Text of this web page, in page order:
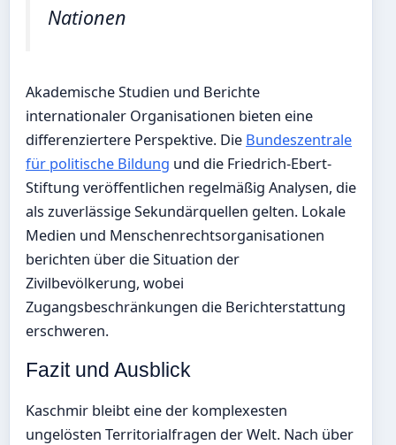
Nationen
Akademische Studien und Berichte
internationaler Organisationen bieten eine
differenziertere Perspektive. Die Bundeszentrale
für politische Bildung und die Friedrich-Ebert-
Stiftung veröffentlichen regelmäßig Analysen, die
als zuverlässige Sekundärquellen gelten. Lokale
Medien und Menschenrechtsorganisationen
berichten über die Situation der
Zivilbevölkerung, wobei
Zugangsbeschränkungen die Berichterstattung
erschweren.
Fazit und Ausblick
Kaschmir bleibt eine der komplexesten
ungelösten Territorialfragen der Welt. Nach über